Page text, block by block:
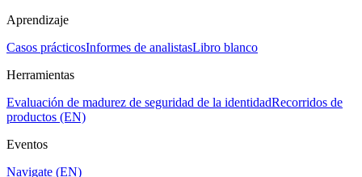
Aprendizaje
Casos prácticosInformes de analistasLibro blanco
Herramientas
Evaluación de madurez de seguridad de la identidadRecorridos de
productos (EN)
Eventos
Navigate (EN)